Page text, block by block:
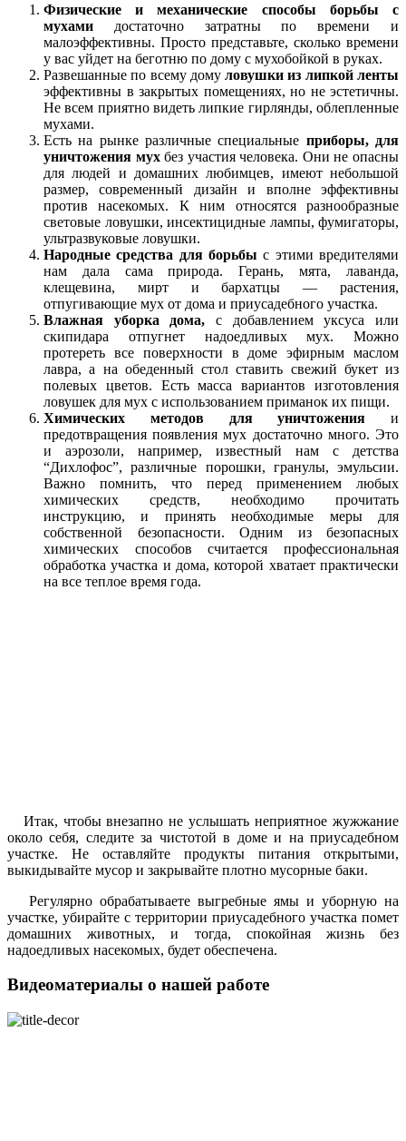
Физические и механические способы борьбы с
мухами достаточно затратны по времени и
малоэффективны. Просто представьте, сколько времени
у вас уйдет на беготню по дому с мухобойкой в руках.
Развешанные по всему домуловушки из липкой ленты
эффективны в закрытых помещениях, но не эстетичны.
Не всем приятно видеть липкие гирлянды, облепленные
мухами.
Есть на рынке различные специальные приборы, для
уничтожения мухбез участия человека. Они не опасны
для людей и домашних любимцев, имеют небольшой
размер, современный дизайн и вполне эффективны
против насекомых. К ним относятся разнообразные
световые ловушки, инсектицидные лампы, фумигаторы,
ультразвуковые ловушки.
Народные средства для борьбы с этими вредителями
нам дала сама природа. Герань, мята, лаванда,
клещевина, мирт и бархатцы — растения,
отпугивающие мух от дома и приусадебного участка.
Влажная уборка дома, с добавлением уксуса или
скипидара отпугнет надоедливых мух. Можно
протереть все поверхности в доме эфирным маслом
лавра, а на обеденный стол ставить свежий букет из
полевых цветов. Есть масса вариантов изготовления
ловушек для мух с использованием приманок их пищи.
Химических методов для уничтожения и
предотвращения появления мух достаточно много. Это
и аэрозоли, например, известный нам с детства
“Дихлофос”, различные порошки, гранулы, эмульсии.
Важно помнить, что перед применением любых
химических средств, необходимо прочитать
инструкцию, и принять необходимые меры для
собственной безопасности. Одним из безопасных
химических способов считается профессиональная
обработка участка и дома, которой хватает практически
на все теплое время года.
Итак, чтобы внезапно не услышать неприятное жужжание
около себя, следите за чистотой в доме и на приусадебном
участке. Не оставляйте продукты питания открытыми,
выкидывайте мусор и закрывайте плотно мусорные баки.
Регулярно обрабатываете выгребные ямы и уборную на
участке, убирайте с территории приусадебного участка помет
домашних животных, и тогда, спокойная жизнь без
надоедливых насекомых, будет обеспечена.
Видеоматериалы о нашей работе